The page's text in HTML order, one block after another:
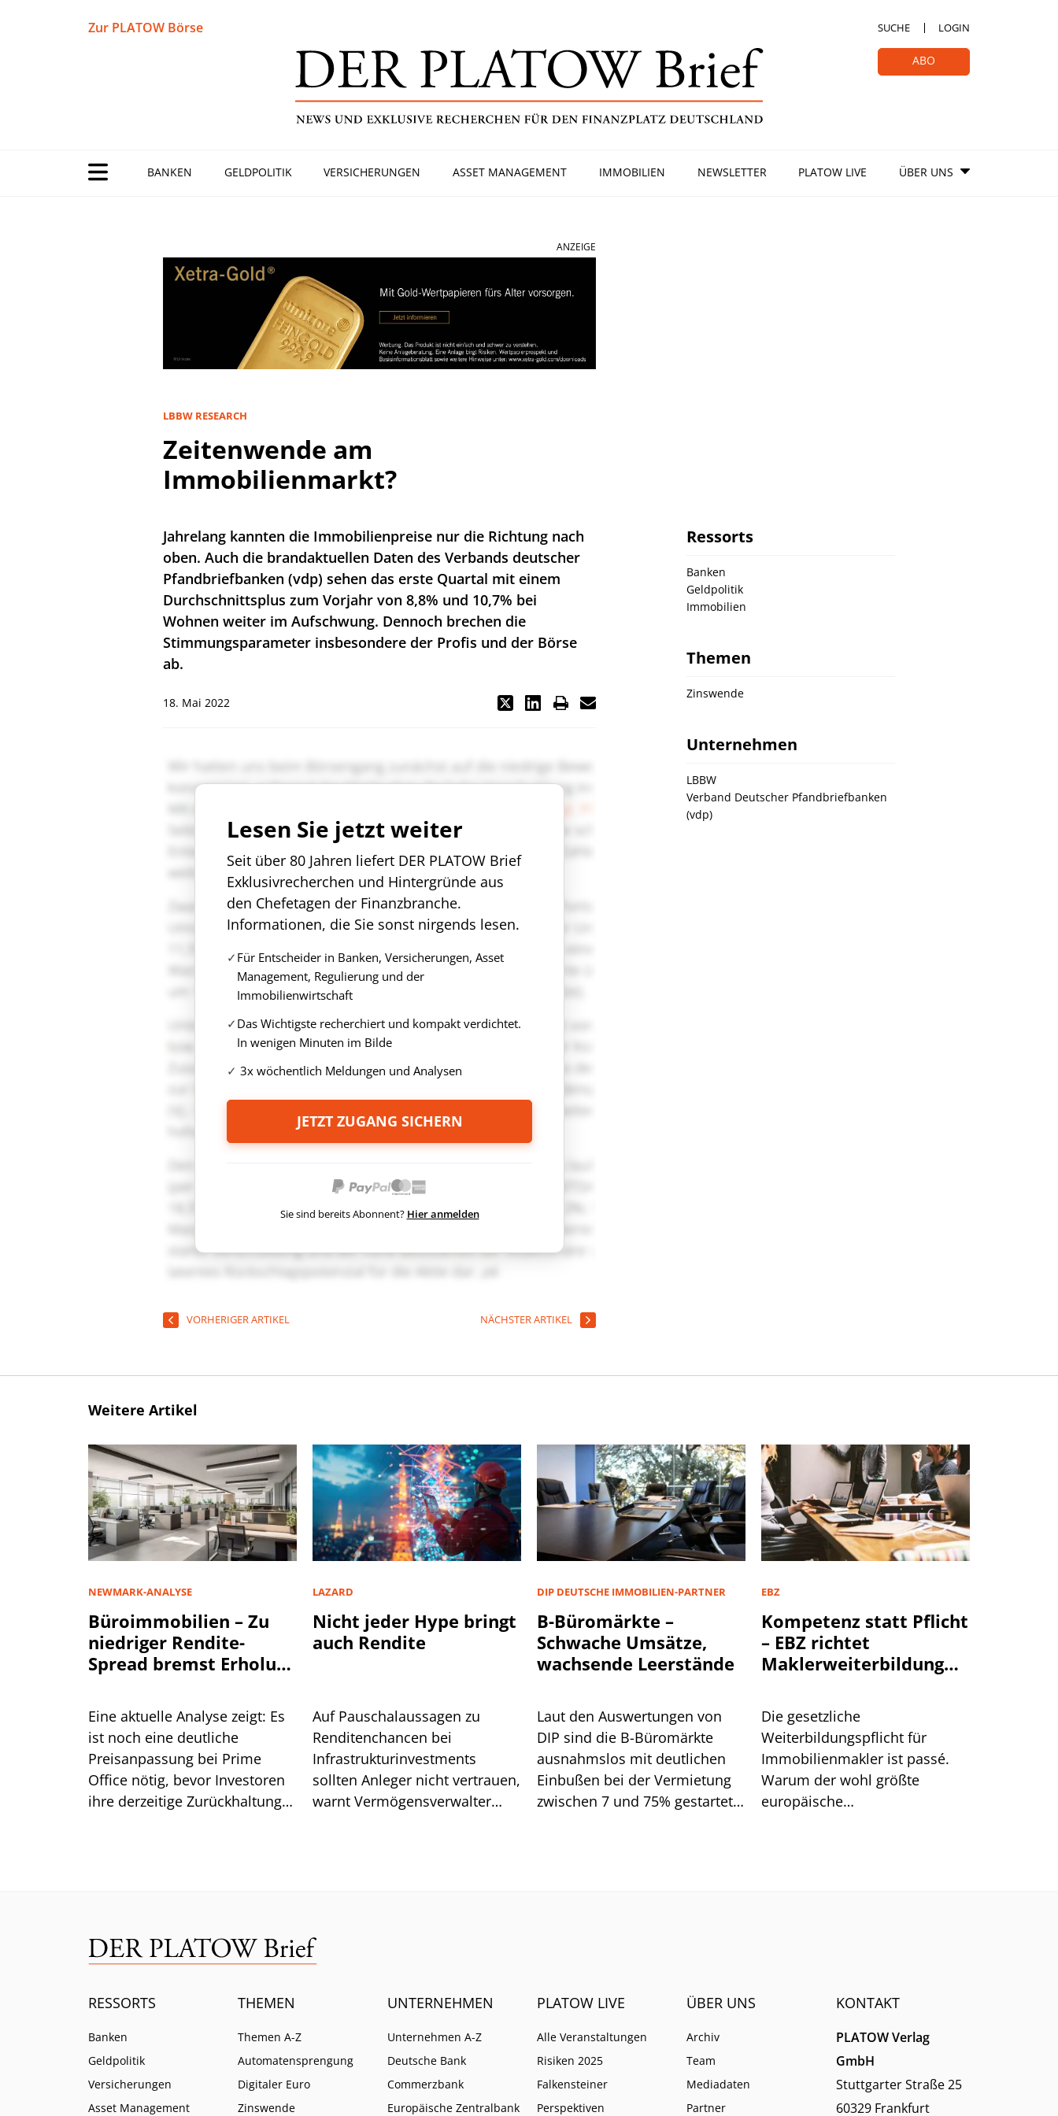
Zur PLATOW Börse SUCHE LOGIN
ABO
BANKEN GELDPOLITIK VERSICHERUNGEN ASSET MANAGEMENT IMMOBILIEN NEWSLETTER PLATOW LIVE ÜBER UNS
ANZEIGE
LBBW RESEARCH
Zeitenwende am
Immobilienmarkt?
Jahrelang kannten die Immobilienpreise nur die Richtung nach
oben. Auch die brandaktuellen Daten des Verbands deutscher
Pfandbriefbanken (vdp) sehen das erste Quartal mit einem
Durchschnittsplus zum Vorjahr von 8,8% und 10,7% bei
Wohnen weiter im Aufschwung. Dennoch brechen die
Stimmungsparameter insbesondere der Profis und der Börse
ab.
18. Mai 2022
Lesen Sie jetzt weiter
Seit über 80 Jahren liefert DER PLATOW Brief
Exklusivrecherchen und Hintergründe aus
den Chefetagen der Finanzbranche.
Informationen, die Sie sonst nirgends lesen.
Für Entscheider in Banken, Versicherungen, Asset
Management, Regulierung und der
Immobilienwirtschaft
Das Wichtigste recherchiert und kompakt verdichtet.
In wenigen Minuten im Bilde
3x wöchentlich Meldungen und Analysen
JETZT ZUGANG SICHERN
Sie sind bereits Abonnent? Hier anmelden
VORHERIGER ARTIKEL NÄCHSTER ARTIKEL
Ressorts
Banken
Geldpolitik
Immobilien
Themen
Zinswende
Unternehmen
LBBW
Verband Deutscher Pfandbriefbanken
(vdp)
Weitere Artikel
NEWMARK-ANALYSE
Büroimmobilien – Zu
niedriger Rendite-
Spread bremst Erholung
Eine aktuelle Analyse zeigt: Es
ist noch eine deutliche
Preisanpassung bei Prime
Office nötig, bevor Investoren
ihre derzeitige Zurückhaltung
LAZARD
Nicht jeder Hype bringt
auch Rendite
Auf Pauschalaussagen zu
Renditenchancen bei
Infrastrukturinvestments
sollten Anleger nicht vertrauen,
warnt Vermögensverwalter
DIP DEUTSCHE IMMOBILIEN-PARTNER
B-Büromärkte –
Schwache Umsätze,
wachsende Leerstände
Laut den Auswertungen von
DIP sind die B-Büromärkte
ausnahmslos mit deutlichen
Einbußen bei der Vermietung
zwischen 7 und 75% gestartet.
EBZ
Kompetenz statt Pflicht
– EBZ richtet
Maklerweiterbildung
Die gesetzliche
Weiterbildungspflicht für
Immobilienmakler ist passé.
Warum der wohl größte
europäische
RESSORTS
Banken
Geldpolitik
Versicherungen
Asset Management
THEMEN
Themen A-Z
Automatensprengung
Digitaler Euro
Zinswende
UNTERNEHMEN
Unternehmen A-Z
Deutsche Bank
Commerzbank
Europäische Zentralbank
PLATOW LIVE
Alle Veranstaltungen
Risiken 2025
Falkensteiner
Perspektiven
ÜBER UNS
Archiv
Team
Mediadaten
Partner
KONTAKT
PLATOW Verlag
GmbH
Stuttgarter Straße 25
60329 Frankfurt